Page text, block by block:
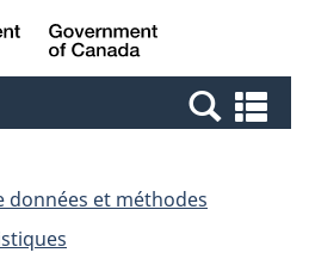
Passer
au
Passer
à
Canada
et
données et méthodes